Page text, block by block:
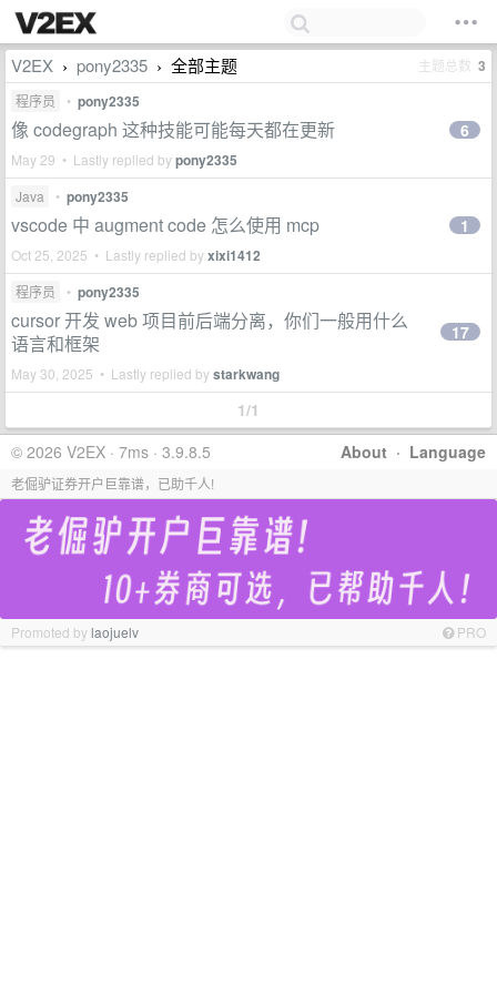
V2EX › pony2335 › 全部主题 主题总数 3
程序员 • pony2335
像 codegraph 这种技能可能每天都在更新
May 29 • Lastly replied bypony2335
6
Java • pony2335
vscode 中 augment code 怎么使用 mcp
Oct 25, 2025 • Lastly replied byxixi1412
1
程序员 • pony2335
cursor 开发 web 项目前后端分离，你们一般用什么
语言和框架
May 30, 2025 • Lastly replied bystarkwang
17
1/1
About · Language
© 2026 V2EX · 7ms · 3.9.8.5
老倔驴证券开户巨靠谱，已助千人!
Promoted bylaojuelv PRO